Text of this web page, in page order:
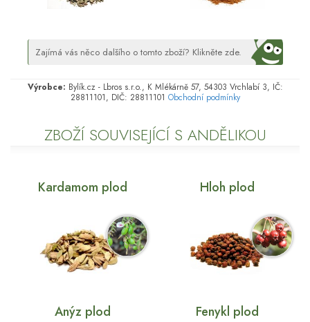
Zajímá vás něco dalšího o tomto zboží? Klikněte zde.
Výrobce: Bylík.cz - Lbros s.r.o., K Mlékárně 57, 54303 Vrchlabí 3, IČ:
28811101, DIČ: 28811101 Obchodní podmínky
ZBOŽÍ SOUVISEJÍCÍ S ANDĚLIKOU
Kardamom plod Hloh plod
Anýz plod Fenykl plod